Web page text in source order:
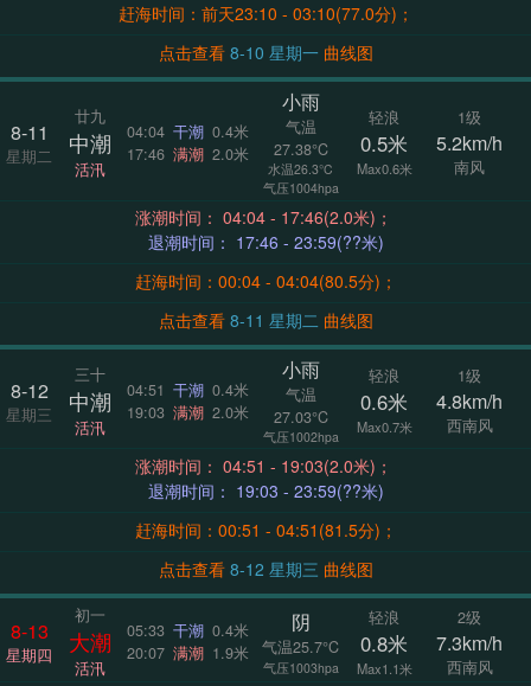
赶海时间：前天23:10 - 03:10(77.0分)；
点击查看
8-10 星期一 曲线图
8-11
星期二
廿九
中潮
活汛
04:04 干潮 0.4米
17:46 满潮 2.0米
小雨
气温
27.38°C
水温26.3°C
气压1004hpa
轻浪
0.5米
Max0.6米
1级
5.2km/h
南风
涨潮时间： 04:04 - 17:46(2.0米)；
退潮时间： 17:46 - 23:59(??米)
赶海时间：00:04 - 04:04(80.5分)；
点击查看
8-11 星期二 曲线图
8-12
星期三
三十
中潮
活汛
04:51 干潮 0.4米
19:03 满潮 2.0米
小雨
气温
27.03°C
气压1002hpa
轻浪
0.6米
Max0.7米
1级
4.8km/h
西南风
涨潮时间： 04:51 - 19:03(2.0米)；
退潮时间： 19:03 - 23:59(??米)
赶海时间：00:51 - 04:51(81.5分)；
点击查看
8-12 星期三 曲线图
8-13
星期四
初一
大潮
活汛
05:33 干潮 0.4米
20:07 满潮 1.9米
阴
气温25.7°C
气压1003hpa
轻浪
0.8米
Max1.1米
2级
7.3km/h
西南风